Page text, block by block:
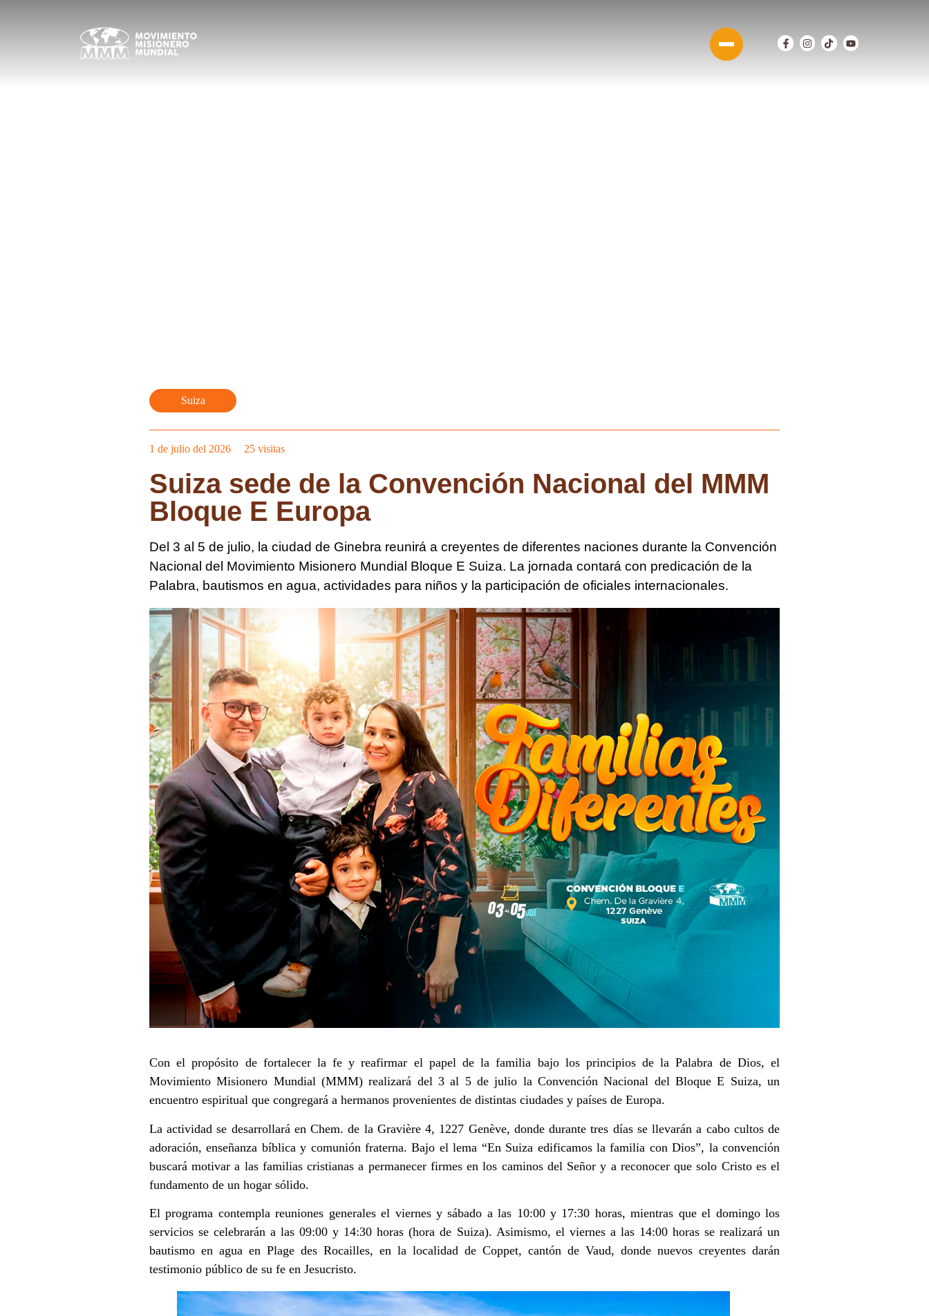
Suiza
1 de julio del 2026 25 visitas
Suiza sede de la Convención Nacional del MMM
Bloque E Europa
Del 3 al 5 de julio, la ciudad de Ginebra reunirá a creyentes de diferentes naciones durante la Convención
Nacional del Movimiento Misionero Mundial Bloque E Suiza. La jornada contará con predicación de la
Palabra, bautismos en agua, actividades para niños y la participación de oficiales internacionales.
Con el propósito de fortalecer la fe y reafirmar el papel de la familia bajo los principios de la Palabra de Dios, el
Movimiento Misionero Mundial (MMM) realizará del 3 al 5 de julio la Convención Nacional del Bloque E Suiza, un
encuentro espiritual que congregará a hermanos provenientes de distintas ciudades y países de Europa.
La actividad se desarrollará en Chem. de la Gravière 4, 1227 Genève, donde durante tres días se llevarán a cabo cultos de
adoración, enseñanza bíblica y comunión fraterna. Bajo el lema “En Suiza edificamos la familia con Dios”, la convención
buscará motivar a las familias cristianas a permanecer firmes en los caminos del Señor y a reconocer que solo Cristo es el
fundamento de un hogar sólido.
El programa contempla reuniones generales el viernes y sábado a las 10:00 y 17:30 horas, mientras que el domingo los
servicios se celebrarán a las 09:00 y 14:30 horas (hora de Suiza). Asimismo, el viernes a las 14:00 horas se realizará un
bautismo en agua en Plage des Rocailles, en la localidad de Coppet, cantón de Vaud, donde nuevos creyentes darán
testimonio público de su fe en Jesucristo.